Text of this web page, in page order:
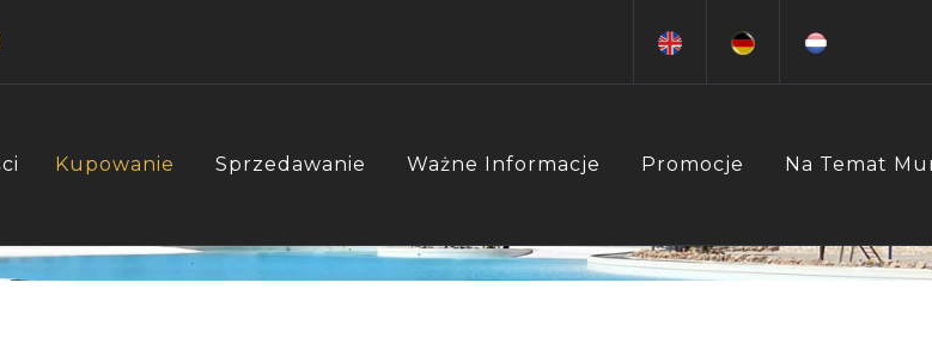
Kupowanie Sprzedawanie Ważne Informacje Promocje Na Temat